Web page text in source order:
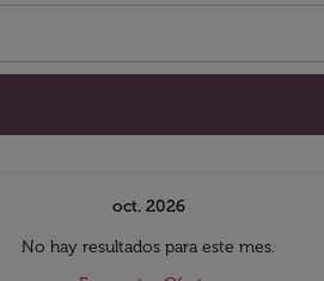
oct. 2026
No hay resultados para este mes.